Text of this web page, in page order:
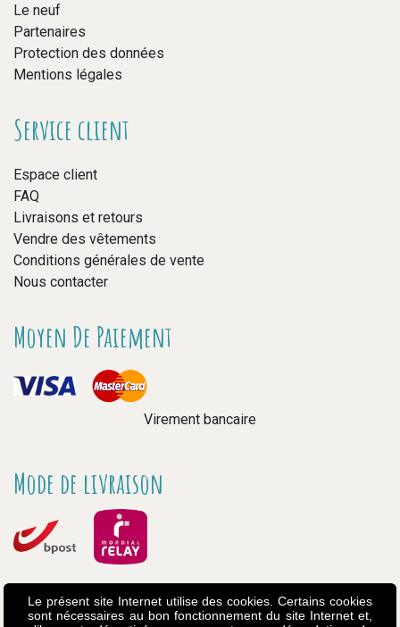
Le neuf
Partenaires
Protection des données
Mentions légales
Service client
Espace client
FAQ
Livraisons et retours
Vendre des vêtements
Conditions générales de vente
Nous contacter
Moyen De Paiement
Virement bancaire
Mode de livraison
Le présent site Internet utilise des cookies. Certains cookies
sont nécessaires au bon fonctionnement du site Internet et,